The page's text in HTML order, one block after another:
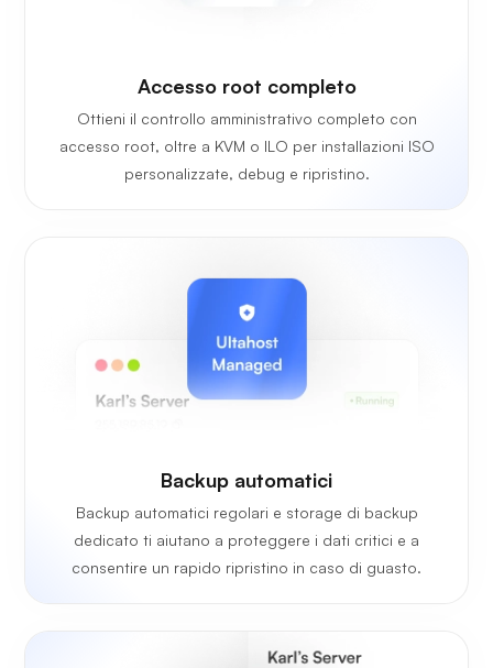
Accesso root completo
Ottieni il controllo amministrativo completo con
accesso root, oltre a KVM o ILO per installazioni ISO
personalizzate, debug e ripristino.
Backup automatici
Backup automatici regolari e storage di backup
dedicato ti aiutano a proteggere i dati critici e a
consentire un rapido ripristino in caso di guasto.